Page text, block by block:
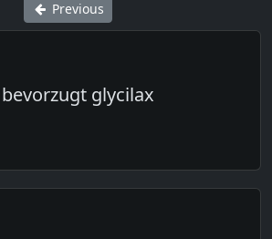
Previous
glycilax